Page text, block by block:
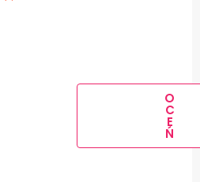
O
C
E
Ń